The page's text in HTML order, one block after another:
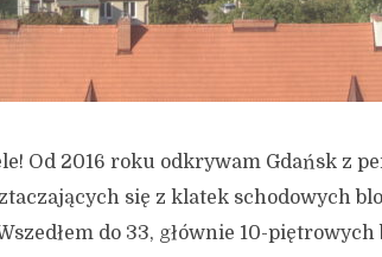
Od 2016 roku odkrywam Gdańsk z
się z klatek schodowych
do 33, głównie 10-piętrowych